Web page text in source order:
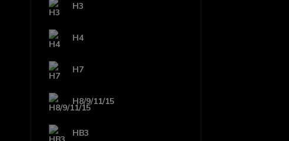
H3
H4
H7
H8/9/11/15
HB3